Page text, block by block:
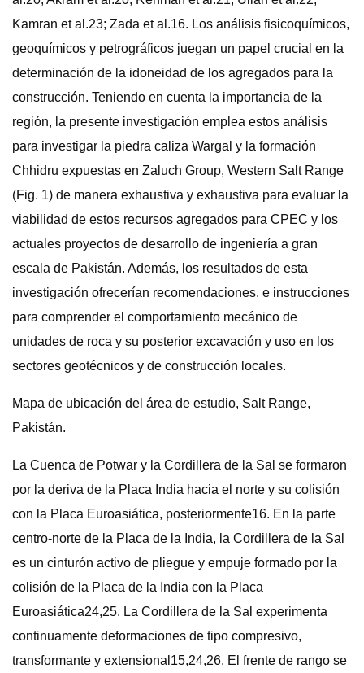
Kamran et al.23; Zada et al.16. Los análisis fisicoquímicos,
geoquímicos y petrográficos juegan un papel crucial en la
determinación de la idoneidad de los agregados para la
construcción. Teniendo en cuenta la importancia de la
región, la presente investigación emplea estos análisis
para investigar la piedra caliza Wargal y la formación
Chhidru expuestas en Zaluch Group, Western Salt Range
(Fig. 1) de manera exhaustiva y exhaustiva para evaluar la
viabilidad de estos recursos agregados para CPEC y los
actuales proyectos de desarrollo de ingeniería a gran
escala de Pakistán. Además, los resultados de esta
investigación ofrecerían recomendaciones. e instrucciones
para comprender el comportamiento mecánico de
unidades de roca y su posterior excavación y uso en los
sectores geotécnicos y de construcción locales.
Mapa de ubicación del área de estudio, Salt Range,
Pakistán.
La Cuenca de Potwar y la Cordillera de la Sal se formaron
por la deriva de la Placa India hacia el norte y su colisión
con la Placa Euroasiática, posteriormente16. En la parte
centro-norte de la Placa de la India, la Cordillera de la Sal
es un cinturón activo de pliegue y empuje formado por la
colisión de la Placa de la India con la Placa
Euroasiática24,25. La Cordillera de la Sal experimenta
continuamente deformaciones de tipo compresivo,
transformante y extensional15,24,26. El frente de rango se